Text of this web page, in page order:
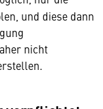
und diese dann
nicht